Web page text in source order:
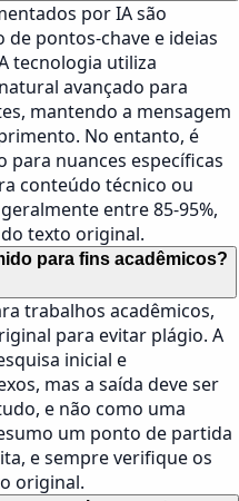
por IA são
pontos-chave e ideias
tecnologia utiliza
avançado para
mantendo a mensagem
No entanto, é
nuances específicas
conteúdo técnico ou
entre 85-95%,
texto original.
para fins acadêmicos?
trabalhos acadêmicos,
para evitar plágio. A
inicial e
mas a saída deve ser
e não como uma
um ponto de partida
e sempre verifique os
original.